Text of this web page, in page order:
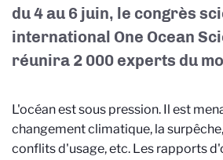
du 4 au 6 juin, le congrès
international One Ocean
réunira 2 000 experts du
L'océan est sous pression. Il est
changement climatique, la
conflits d'usage, etc. Les rapports